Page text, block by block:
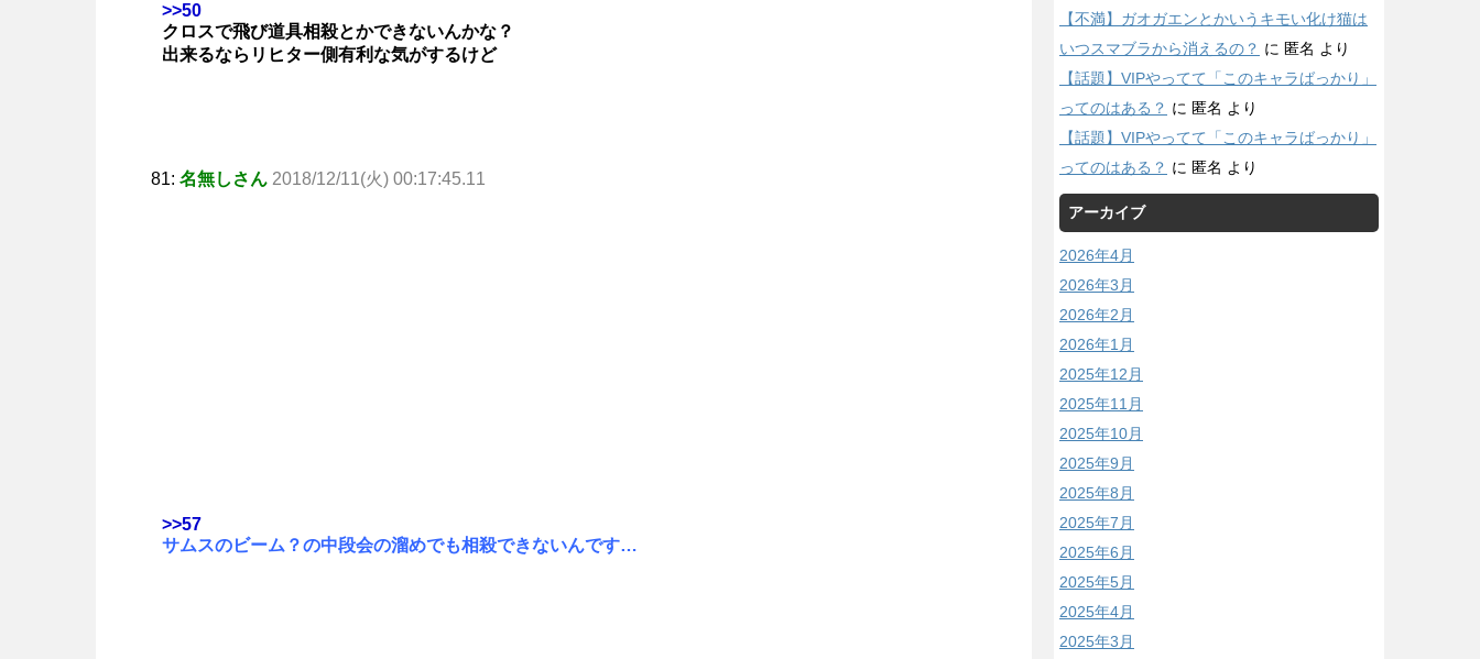
>>50
クロスで飛び道具相殺とかできないんかな？
出来るならリヒター側有利な気がするけど
81: 名無しさん 2018/12/11(火) 00:17:45.11
>>57
サムスのビーム？の中段会の溜めでも相殺できないんです…
【不満】ガオガエンとかいうキモい化け猫は
いつスマブラから消えるの？ に 匿名 より
【話題】VIPやってて「このキャラばっかり」
ってのはある？ に 匿名 より
【話題】VIPやってて「このキャラばっかり」
ってのはある？ に 匿名 より
アーカイブ
2026年4月
2026年3月
2026年2月
2026年1月
2025年12月
2025年11月
2025年10月
2025年9月
2025年8月
2025年7月
2025年6月
2025年5月
2025年4月
2025年3月